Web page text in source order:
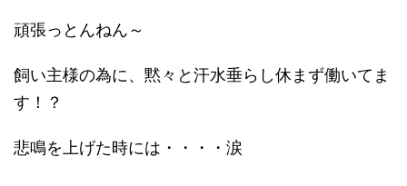
頑張っとんねん～
飼い主様の為に、黙々と汗水垂らし休まず働いてま
す！？
悲鳴を上げた時には・・・・涙